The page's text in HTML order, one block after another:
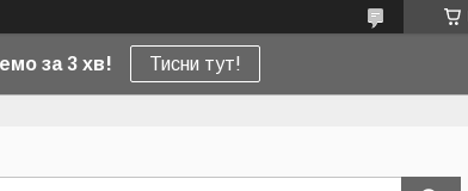
за 3 хв! Тисни тут!